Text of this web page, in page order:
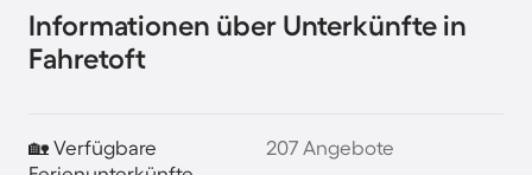
Informationen über Unterkünfte in
Fahretoft
🏡 Verfügbare
207 Angebote